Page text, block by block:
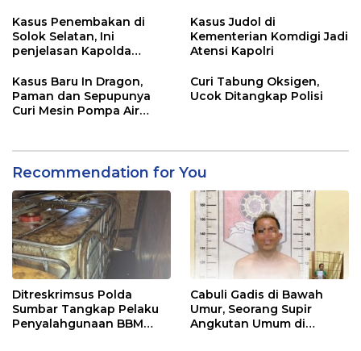
Pengedar Ganja Kering
Kasus Penembakan di
Solok Selatan, Ini
penjelasan Kapolda
Kasus Judol di
Kementerian Komdigi Jadi
Atensi Kapolri
Kasus Baru In Dragon,
Paman dan Sepupunya
Curi Mesin Pompa Air
Curi Tabung Oksigen,
Ucok Ditangkap Polisi
Recommendation for You
Ditreskrimsus Polda
Sumbar Tangkap Pelaku
Penyalahgunaan BBM
Cabuli Gadis di Bawah
Umur, Seorang Supir
Angkutan Umum di